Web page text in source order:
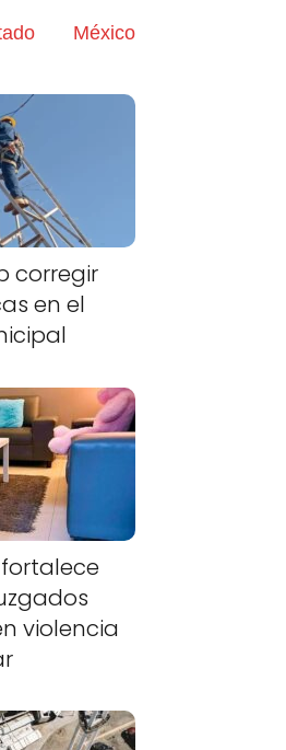
México
corregir
en el
violencia